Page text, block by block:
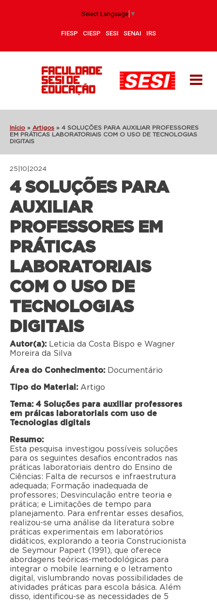
Select Language ▼
FIESP CIESP SESI SENAI IRS
Início » Artigos » 4 SOLUÇÕES PARA AUXILIAR PROFESSORES
EM PRÁTICAS LABORATORIAIS COM O USO DE TECNOLOGIAS
DIGITAIS
25|10|2024
4 SOLUÇÕES PARA
AUXILIAR
PROFESSORES EM
PRÁTICAS
LABORATORIAIS
COM O USO DE
TECNOLOGIAS
DIGITAIS
Autor(a): Leticia da Costa Bispo e Wagner
Moreira da Silva
Área do Conhecimento: Documentário
Tipo do Material: Artigo
Tema: 4 Soluções para auxiliar professores
em práicas laboratoriais com uso de
Tecnologias digitais
Resumo:
Esta pesquisa investigou possíveis soluções
para os seguintes desafios encontrados nas
práticas laboratoriais dentro do Ensino de
Ciências: Falta de recursos e infraestrutura
adequada; Formação inadequada de
professores; Desvinculação entre teoria e
prática; e Limitações de tempo para
planejamento. Para enfrentar esses desafios,
realizou-se uma análise da literatura sobre
práticas experimentais em laboratórios
didáticos, explorando a teoria Construcionista
de Seymour Papert (1991), que oferece
abordagens teóricas-metodológicas para
integrar o mobile learning e o letramento
digital, vislumbrando novas possibilidades de
atividades práticas para escola básica. Além
disso, identificou-se as necessidades de 5